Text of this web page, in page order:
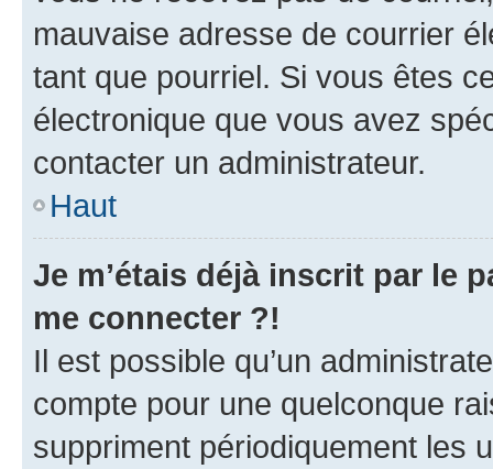
mauvaise adresse de courrier
tant que pourriel. Si vous êtes
électronique que vous avez
contacter un administrateur.
Haut
Je m’étais déjà inscrit par le
me connecter ?!
Il est possible qu’un
compte pour une quelconque
suppriment périodiquement les